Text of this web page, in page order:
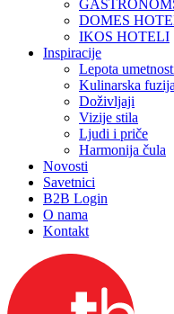
DOMES
IKOS HOTELI
Inspiracije
Lepota
Kulinarska fuzija
Doživljaji
Vizije stila
Ljudi i priče
Harmonija čula
Novosti
Savetnici
B2B Login
O nama
Kontakt